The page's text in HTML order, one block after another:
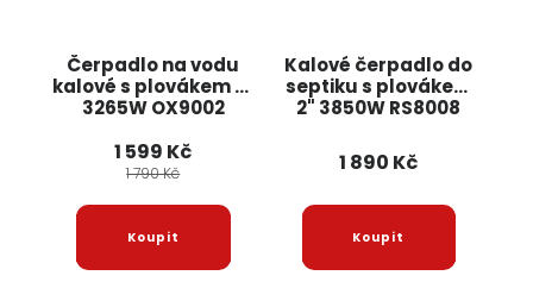
Čerpadlo na vodu
kalové s plovákem 2"
3265W OX9002
1 599 Kč
1 790 Kč
Kalové čerpadlo do
septiku s plovákem
2" 3850W RS8008
1 890 Kč